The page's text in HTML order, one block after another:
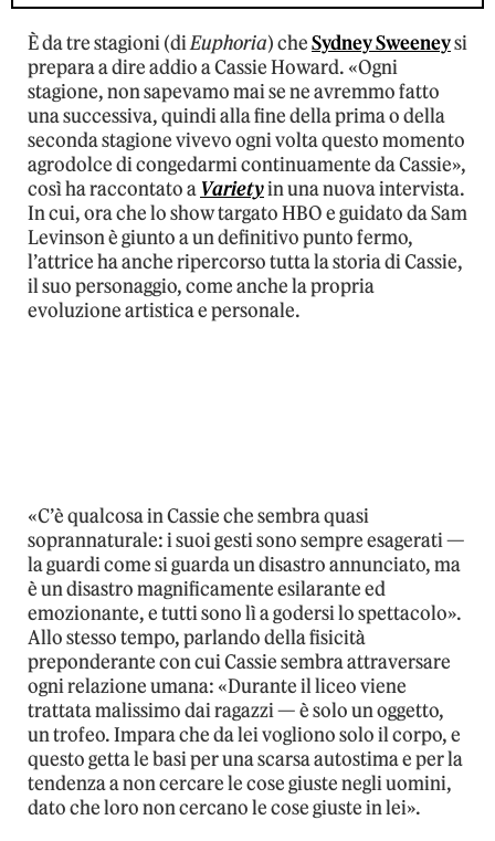
È da tre stagioni (diEuphoria) cheSydney Sweeneysi
prepara a dire addio a Cassie Howard. «Ogni
stagione, non sapevamo mai se ne avremmo fatto
una successiva, quindi alla fine della prima o della
seconda stagione vivevo ogni volta questo momento
agrodolce di congedarmi continuamente da Cassie»,
così ha raccontato a Varietyin una nuova intervista.
In cui, ora che lo show targato HBO e guidato da Sam
Levinson è giunto a un definitivo punto fermo,
l’attrice ha anche ripercorso tutta la storia di Cassie,
il suo personaggio, come anche la propria
evoluzione artistica e personale.
«C’è qualcosa in Cassie che sembra quasi
soprannaturale: i suoi gesti sono sempre esagerati —
la guardi come si guarda un disastro annunciato, ma
è un disastro magnificamente esilarante ed
emozionante, e tutti sono lì a godersi lo spettacolo».
Allo stesso tempo, parlando della fisicità
preponderante con cui Cassie sembra attraversare
ogni relazione umana: «Durante il liceo viene
trattata malissimo dai ragazzi — è solo un oggetto,
un trofeo. Impara che da lei vogliono solo il corpo, e
questo getta le basi per una scarsa autostima e per la
tendenza a non cercare le cose giuste negli uomini,
dato che loro non cercano le cose giuste in lei».